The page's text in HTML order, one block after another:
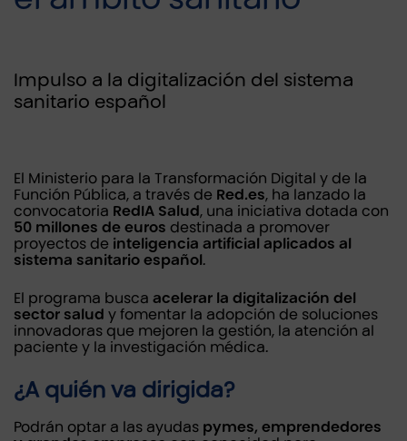
Impulso a la digitalización del sistema
sanitario español
El Ministerio para la Transformación Digital y de la
Función Pública, a través de Red.es, ha lanzado la
convocatoria RedIA Salud, una iniciativa dotada con
50 millones de euros destinada a promover
proyectos de inteligencia artificial aplicados al
sistema sanitario español.
El programa busca acelerar la digitalización del
sector salud y fomentar la adopción de soluciones
innovadoras que mejoren la gestión, la atención al
paciente y la investigación médica.
¿A quién va dirigida?
Podrán optar a las ayudas pymes, emprendedores